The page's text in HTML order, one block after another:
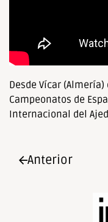
Desde Vícar
Campeonatos de
Internacional del
Anterior